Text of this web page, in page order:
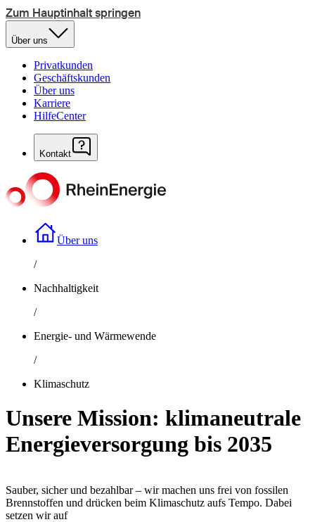
Zum Hauptinhalt springen
Über uns
Privatkunden
Geschäftskunden
Über uns
Karriere
HilfeCenter
Kontakt
Über uns
/
Nachhaltigkeit
/
Energie- und Wärmewende
/
Klimaschutz
Unsere Mission: klimaneutrale
Energieversorgung bis 2035
Sauber, sicher und bezahlbar – wir machen uns frei von fossilen
Brennstoffen und drücken beim Klimaschutz aufs Tempo. Dabei
setzen wir auf